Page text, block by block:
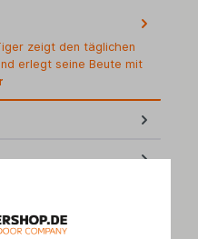
zeigt den täglichen
erlegt seine Beute mit